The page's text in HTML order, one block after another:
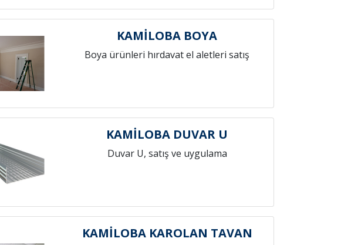
KAMİLOBA BOYA
Boya ürünleri hırdavat el aletleri satış
KAMİLOBA DUVAR U
Duvar U, satış ve uygulama
KAMİLOBA KAROLAN TAVAN